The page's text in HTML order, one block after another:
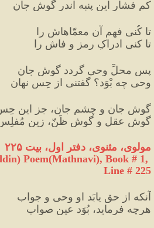
کم فشار این پنبه اندر گوشِ جان
تا کُنی فهم آن معمّاهاش را
تا کنی ادراکِ رمز و فاش را
پس محلِِّ وحی گردد گوشِ جان
وحی چه بْوَد؟ گفتنی از حِس نهان
گوشِ جان و چشمِ جان، جز این
گوشِ عقل و گوشِ ظَنّ، زین
مولوی، مثنوی، دفتر اول، بیت ۲۲۵
Poem(Mathnavi), Book # 1,
Line # 225
آنکه از حق یابَد او وحی و جواب
هرچه فرماید، بُوَد عینِ صواب